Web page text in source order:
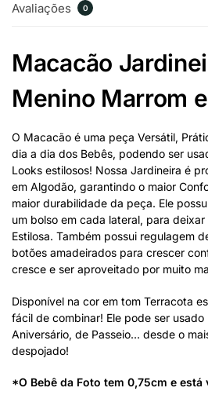
Avaliações 0
Macacão
Menino Marrom
O Macacão é uma peça Versátil,
dia a dia dos Bebês, podendo ser
Looks estilosos! Nossa Jardineira é
em Algodão, garantindo o maior
maior durabilidade da peça. Ele
um bolso em cada lateral, para
Estilosa. Também possui regulagem
botões amadeirados para crescer
cresce e ser aproveitado por muito
Disponível na cor em tom Terracota
fácil de combinar! Ele pode ser
Aniversário, de Passeio… desde o
despojado!
*O Bebê da Foto tem 0,75cm e